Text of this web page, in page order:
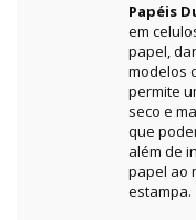
Papéis
em
papel,
modelos
permite
seco e
que
além de
papel ao
estampa.